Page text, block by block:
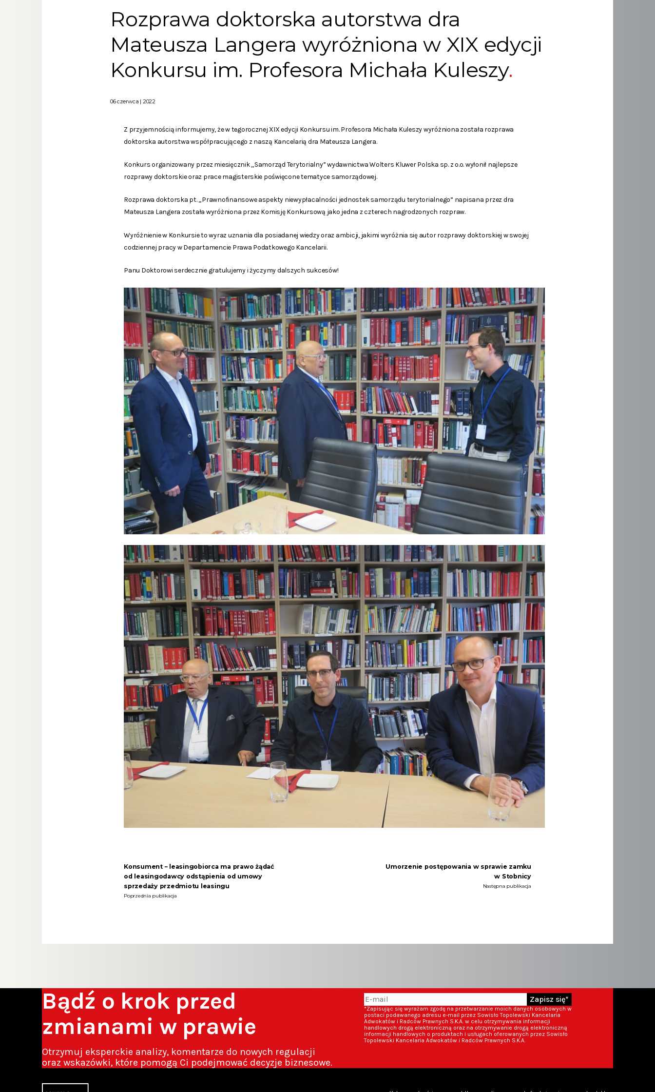
Rozprawa doktorska autorstwa dra
Mateusza Langera wyróżniona w XIX edycji
Konkursu im. Profesora Michała Kuleszy
06 czerwca | 2022
Z przyjemnością informujemy, że w tegorocznej XIX edycji Konkursu im. Profesora Michała Kuleszy wyróżniona została rozprawa
doktorska autorstwa współpracującego z naszą Kancelarią dra Mateusza Langera.
Konkurs organizowany przez miesięcznik „Samorząd Terytorialny” wydawnictwa Wolters Kluwer Polska sp. z o.o. wyłonił najlepsze
rozprawy doktorskie oraz prace magisterskie poświęcone tematyce samorządowej.
Rozprawa doktorska pt. „Prawnofinansowe aspekty niewypłacalności jednostek samorządu terytorialnego” napisana przez dra
Mateusza Langera została wyróżniona przez Komisję Konkursową jako jedna z czterech nagrodzonych rozpraw.
Wyróżnienie w Konkursie to wyraz uznania dla posiadanej wiedzy oraz ambicji, jakimi wyróżnia się autor rozprawy doktorskiej w swojej
codziennej pracy w Departamencie Prawa Podatkowego Kancelarii.
Panu Doktorowi serdecznie gratulujemy i życzymy dalszych sukcesów!
Konsument – leasingobiorca ma prawo żądać
od leasingodawcy odstąpienia od umowy
sprzedaży przedmiotu leasingu
Poprzednia publikacja
Umorzenie postępowania w sprawie zamku
w Stobnicy
Następna publikacja
Bądź o krok przed
zmianami w prawie
Otrzymuj eksperckie analizy, komentarze do nowych regulacji
oraz wskazówki, które pomogą Ci podejmować decyzje biznesowe.
*Zapisując się wyrażam zgodę na przetwarzanie moich danych osobowych w
postaci podawanego adresu e-mail przez Sowisło Topolewski Kancelaria
Adwokatów i Radców Prawnych S.K.A. w celu otrzymywania informacji
handlowych drogą elektroniczną oraz na otrzymywanie drogą elektroniczną
informacji handlowych o produktach i usługach oferowanych przez Sowisło
Topolewski Kancelaria Adwokatów i Radców Prawnych S.K.A.
Zapisz się*